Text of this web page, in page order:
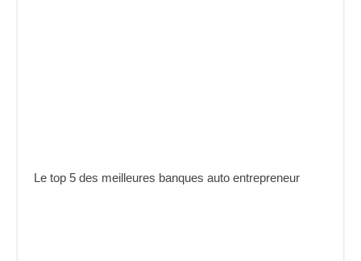
Le top 5 des meilleures banques auto entrepreneur